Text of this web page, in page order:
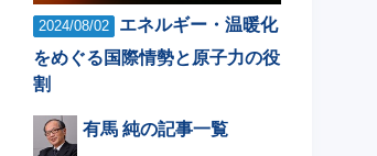
2024/08/02
エネルギー・温暖化
をめぐる国際情勢と原子力の役
割
有馬 純の記事一覧